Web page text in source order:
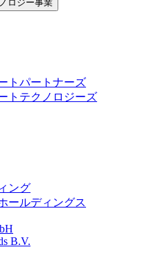
ロジー事業
トパートナーズ
トテクノロジーズ
ング
ールディングス
B.V.